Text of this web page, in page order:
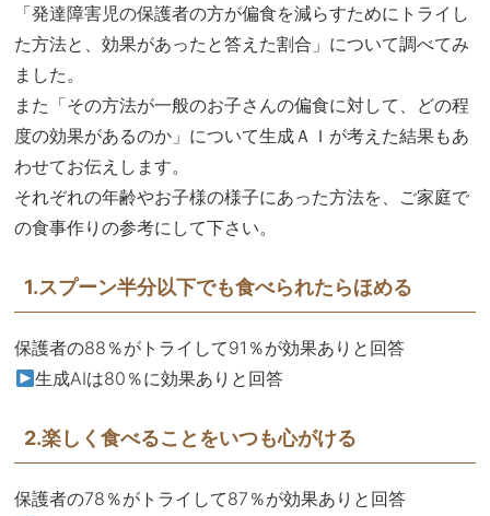
「発達障害児の保護者の方が偏食を減らすためにトライし
た方法と、効果があったと答えた割合」について調べてみ
ました。
また「その方法が一般のお子さんの偏食に対して、どの程
度の効果があるのか」について生成ＡＩが考えた結果もあ
わせてお伝えします。
それぞれの年齢やお子様の様子にあった方法を、ご家庭で
の食事作りの参考にして下さい。
1.スプーン半分以下でも食べられたらほめる
保護者の88％がトライして91％が効果ありと回答
生成AIは80％に効果ありと回答
2.楽しく食べることをいつも心がける
保護者の78％がトライして87％が効果ありと回答